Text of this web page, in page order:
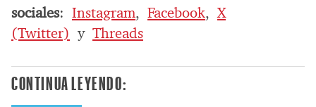
sociales: Instagram, Facebook,X
(Twitter) y Threads
CONTINUA LEYENDO: